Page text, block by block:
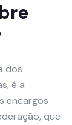
dos
é a
encargos
que